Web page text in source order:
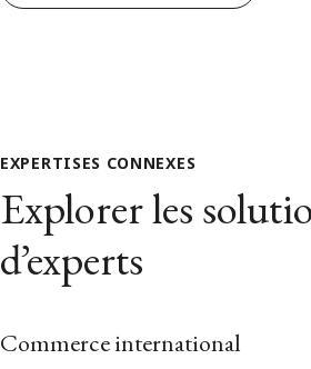
EXPERTISES CONNEXES
Explorer les
d’experts
Commerce international